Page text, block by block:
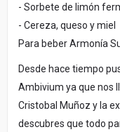
- Sorbete de limón
- Cereza, queso y miel
Para beber Armonía
Desde hace tiempo
Ambivium ya que nos
Cristobal Muñoz y la
descubres que todo